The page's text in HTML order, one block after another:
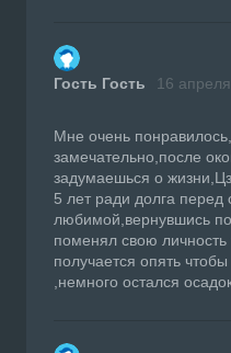
Гость Гость 16
Мне очень
замечательно,после
задумаешься о
5 лет ради долга перед
любимой,вернувшись
поменял свою
получается опять
,немного остался